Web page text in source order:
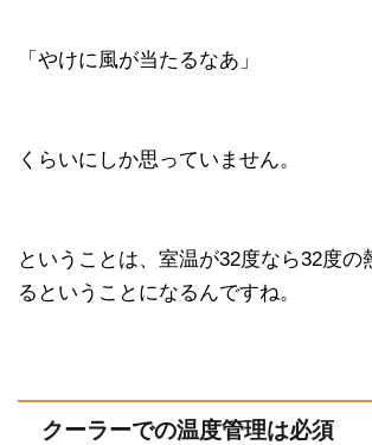
「やけに風が当たるなあ」
くらいにしか思っていません。
ということは、室温が32度なら32度の
るということになるんですね。
クーラーでの温度管理は必須